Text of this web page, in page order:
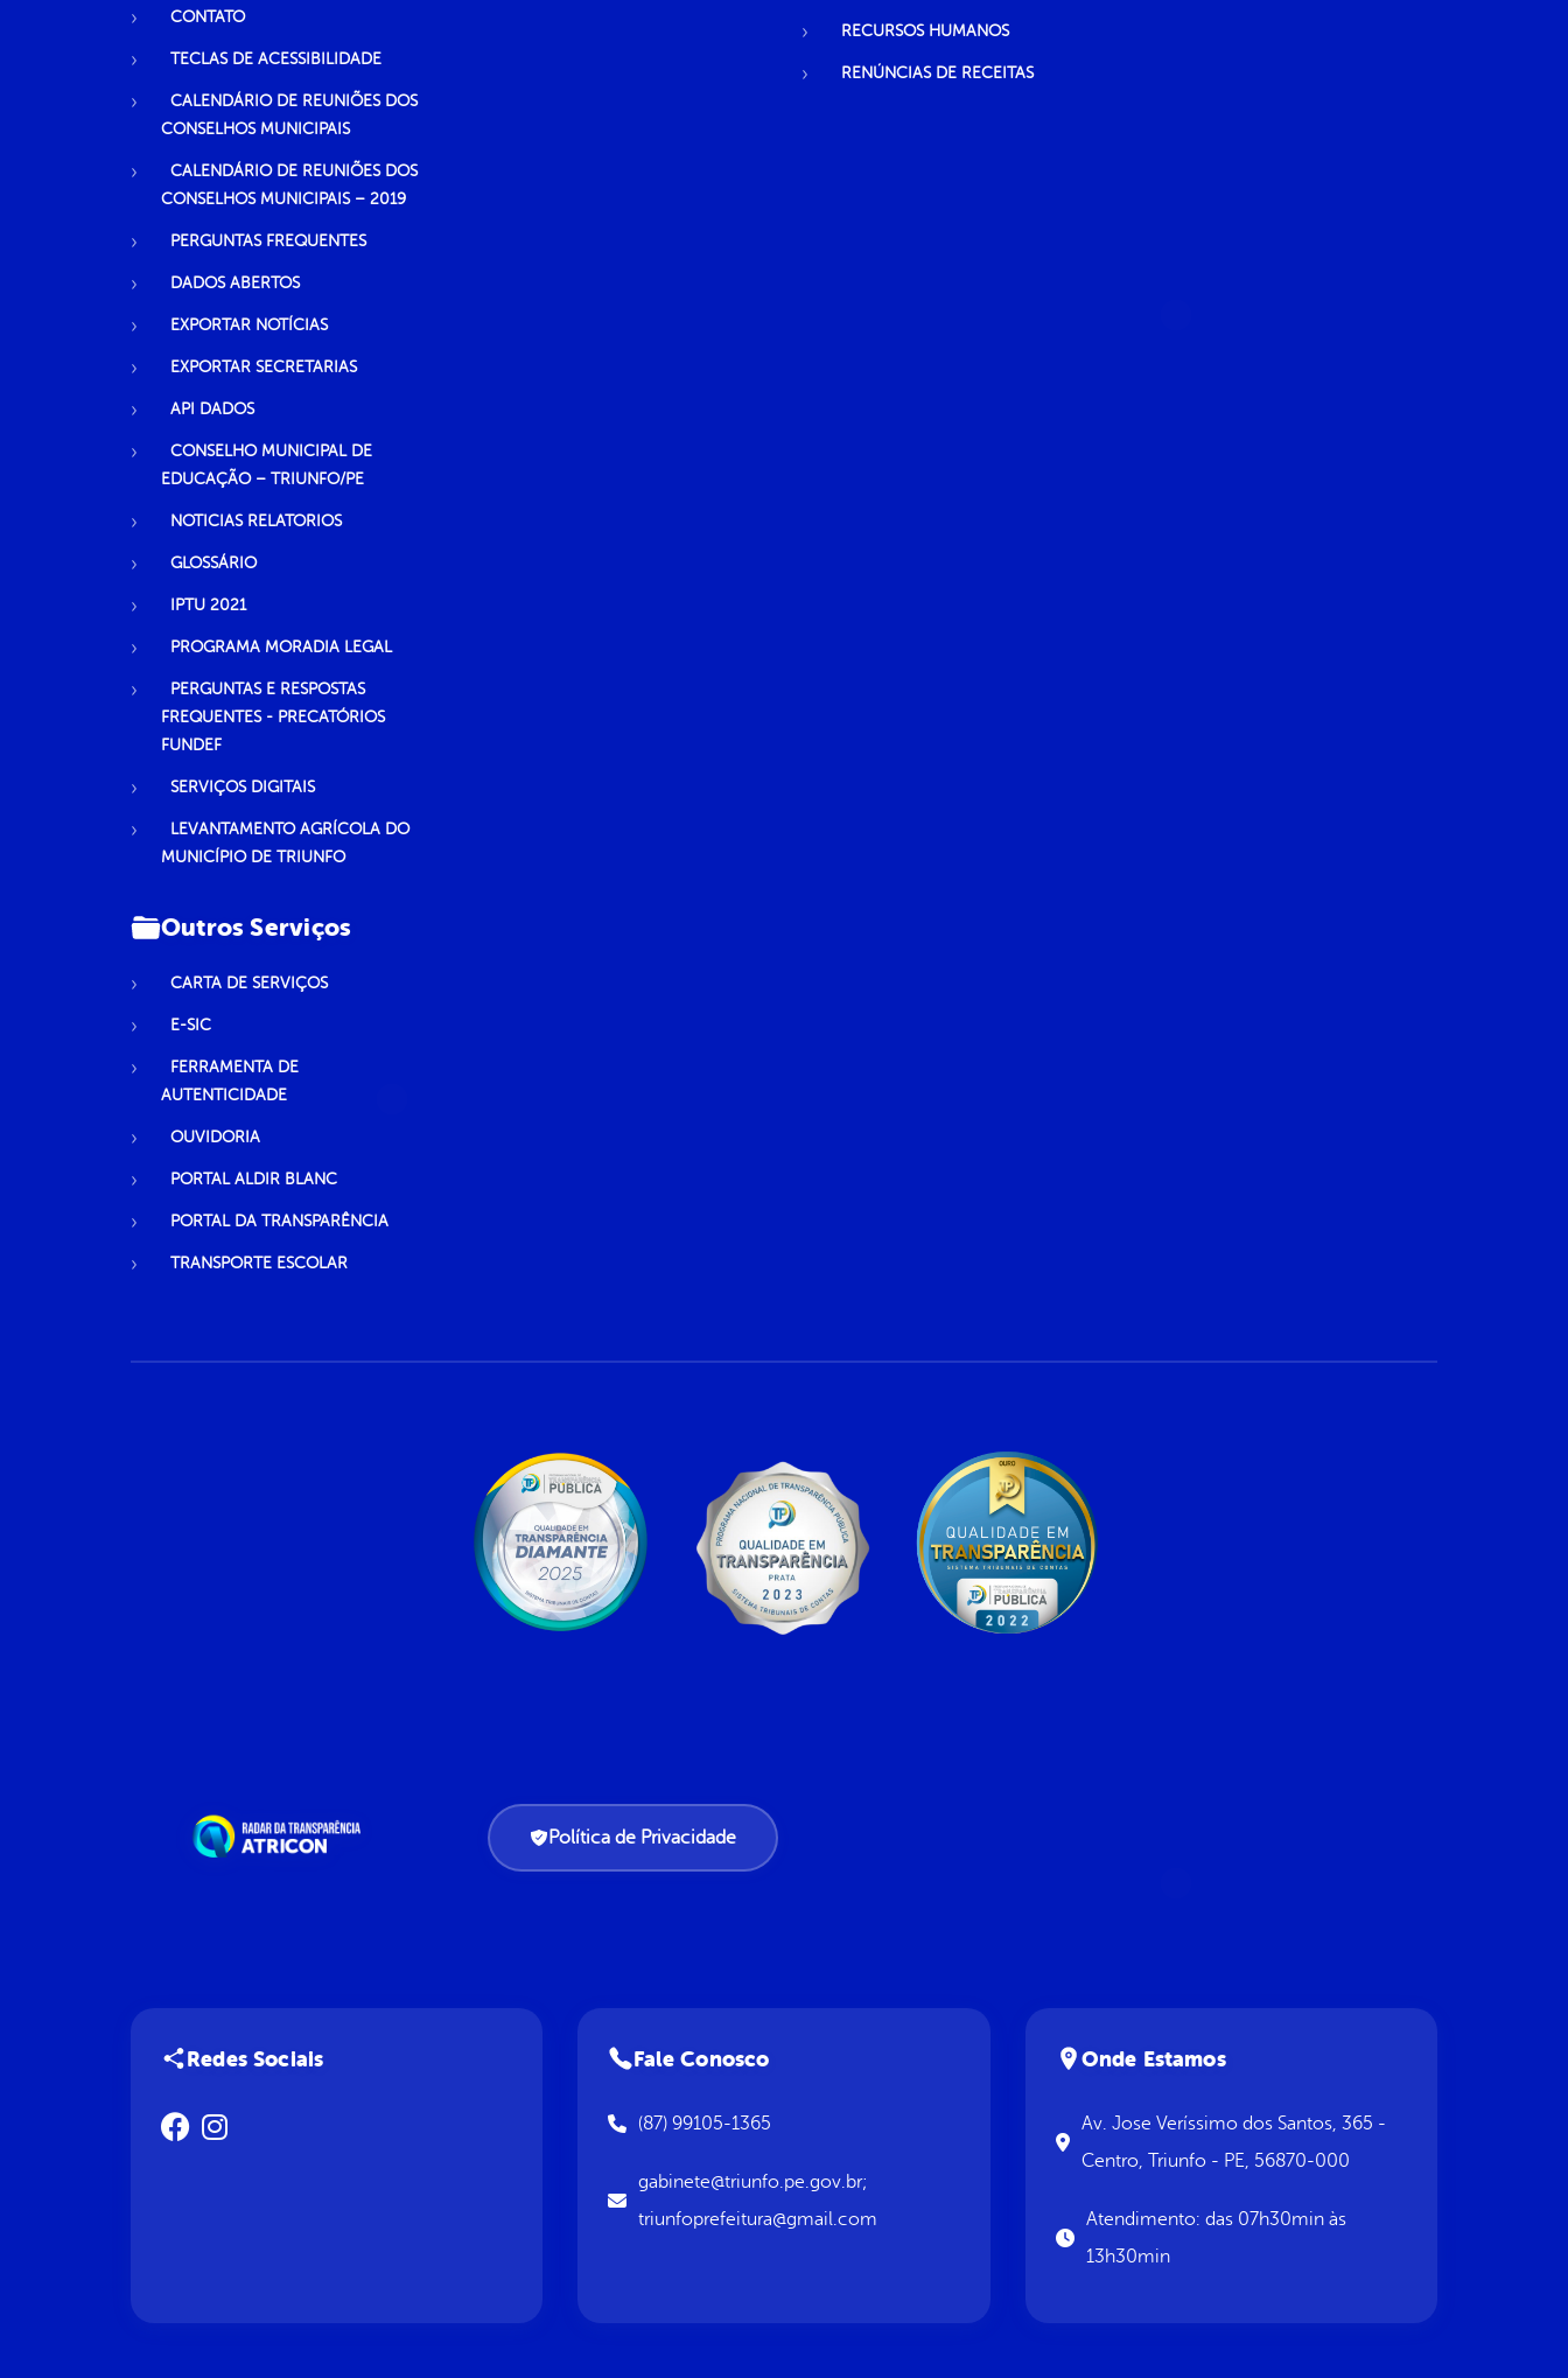
CONTATO
TECLAS DE ACESSIBILIDADE
CALENDÁRIO DE REUNIÕES DOS
CONSELHOS MUNICIPAIS
CALENDÁRIO DE REUNIÕES DOS
CONSELHOS MUNICIPAIS – 2019
PERGUNTAS FREQUENTES
DADOS ABERTOS
EXPORTAR NOTÍCIAS
EXPORTAR SECRETARIAS
API DADOS
CONSELHO MUNICIPAL DE
EDUCAÇÃO – TRIUNFO/PE
NOTICIAS RELATORIOS
GLOSSÁRIO
IPTU 2021
PROGRAMA MORADIA LEGAL
PERGUNTAS E RESPOSTAS
FREQUENTES - PRECATÓRIOS
FUNDEF
SERVIÇOS DIGITAIS
LEVANTAMENTO AGRÍCOLA DO
MUNICÍPIO DE TRIUNFO
RECURSOS HUMANOS
RENÚNCIAS DE RECEITAS
Outros Serviços
CARTA DE SERVIÇOS
E-SIC
FERRAMENTA DE
AUTENTICIDADE
OUVIDORIA
PORTAL ALDIR BLANC
PORTAL DA TRANSPARÊNCIA
TRANSPORTE ESCOLAR
Política de Privacidade
Redes Sociais Fale Conosco
(87) 99105-1365
gabinete@triunfo.pe.gov.br;
triunfoprefeitura@gmail.com
Onde Estamos
Av. Jose Veríssimo dos Santos, 365 -
Centro, Triunfo - PE, 56870-000
Atendimento: das 07h30min às
13h30min